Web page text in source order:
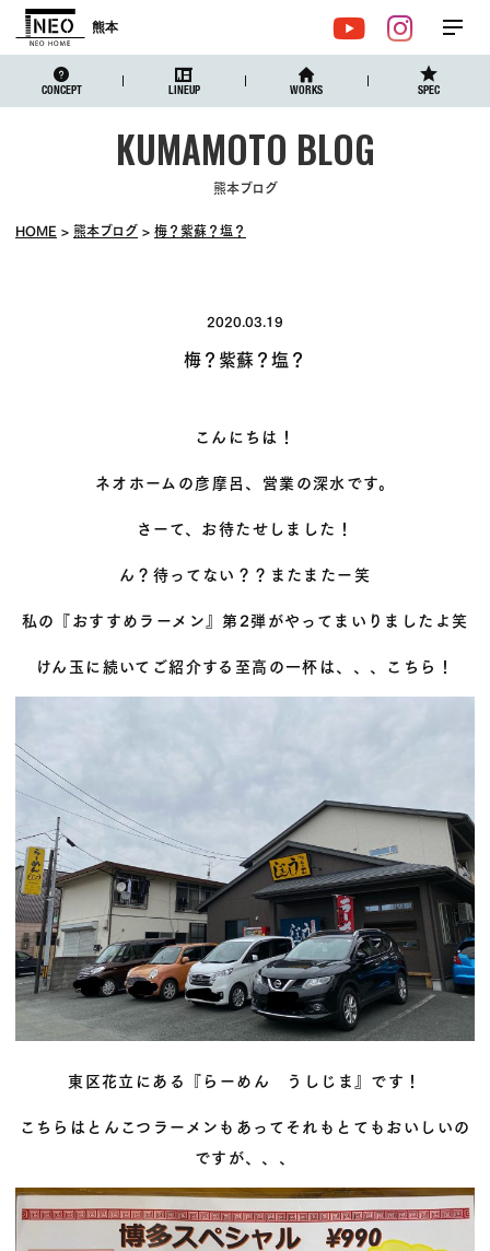
熊本
CONCEPT LINEUP WORKS SPEC
YouTube
メ
熊本ブログ
HOME 熊本ブログ 梅？紫蘇？塩？
2020.03.19
梅？紫蘇？塩？
こんにちは！
ネオホームの彦摩呂、営業の深水です。
さーて、お待たせしました！
ん？待ってない？？またまたー笑
私の『おすすめラーメン』第2弾がやってまいりましたよ笑
けん玉に続いてご紹介する至高の一杯は、、、こちら！
東区花立にある『らーめん うしじま』です！
こちらはとんこつラーメンもあってそれもとてもおいしいの
ですが、、、